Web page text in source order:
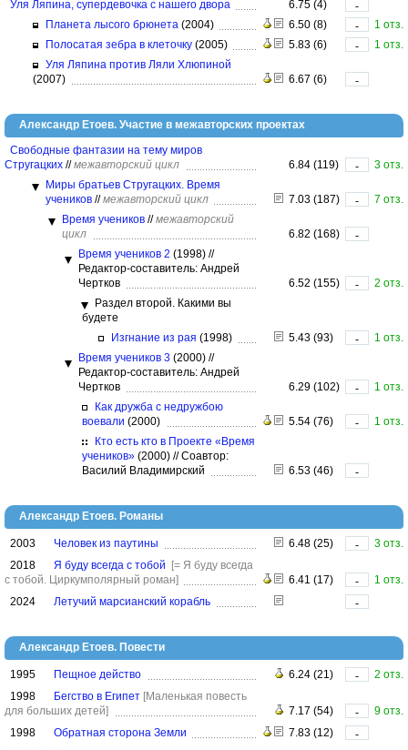
Уля Ляпина, супердевочка с нашего двора 6.75 (4)
-
Планета лысого брюнета (2004) 6.50 (8) -
1 отз.
Полосатая зебра в клеточку (2005) 5.83 (6) -
1 отз.
Уля Ляпина против Ляли Хлюпиной
(2007)
6.67 (6) -
Александр Етоев. Участие в межавторских проектах
Свободные фантазии на тему миров
Стругацких // межавторский цикл 6.84 (119) -
3 отз.
Миры братьев Стругацких. Время
учеников // межавторский цикл 7.03 (187) -
7 отз.
Время учеников // межавторский
цикл
6.82 (168)
-
Время учеников 2 (1998) //
Редактор-составитель: Андрей
Чертков
6.52 (155) -
2 отз.
Раздел второй. Какими вы
будете
Изгнание из рая (1998) 5.43 (93) -
1 отз.
Время учеников 3 (2000) //
Редактор-составитель: Андрей
Чертков
6.29 (102) -
1 отз.
Как дружба с недружбою
воевали (2000) 5.54 (76) -
1 отз.
Кто есть кто в Проекте «Время
учеников» (2000) //Соавтор:
Василий Владимирский
6.53 (46) -
Александр Етоев. Романы
2003 Человек из паутины 6.48 (25) -
3 отз.
2018
Я буду всегда с тобой
[= Я буду всегда
с тобой. Циркумполярный роман]
6.41 (17) -
1 отз.
2024
Летучий марсианский корабль -
Александр Етоев. Повести
1995 Пещное действо 6.24 (21) -
2 отз.
1998
Бегство в Египет [Маленькая повесть
для больших детей]
7.17 (54) -
9 отз.
1998
Обратная сторона Земли 7.83 (12)
-